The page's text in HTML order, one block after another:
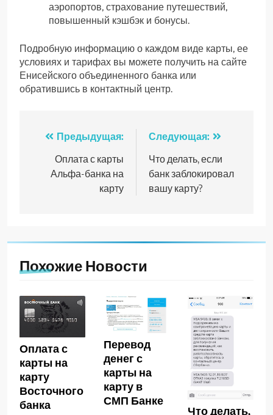
аэропортов, страхование путешествий,
повышенный кэшбэк и бонусы.
Подробную информацию о каждом виде карты, ее
условиях и тарифах вы можете получить на сайте
Енисейского объединенного банка или
обратившись в контактный центр.
Навигация
записям
Предыдущая:
Оплата с карты
Альфа-банка на
карту
Следующая:
Что делать, если
банк заблокировал
вашу карту?
Похожие Новости
Оплата с
карты на
карту
Восточного
банка
Перевод
денег с
карты на
карту в
СМП Банке
Что делать,